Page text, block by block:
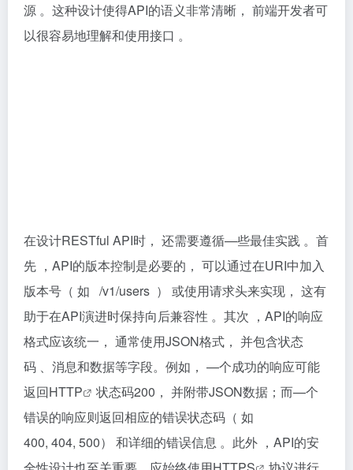
源 。这种设计使得API的语义非常清晰， 前端开发者可
以很容易地理解和使用接口 。
在设计RESTful API时， 还需要遵循—些最佳实践 。首
先 ，API的版本控制是必要的， 可以通过在URI中加入
版本号（ 如 /v1/users ） 或使用请求头来实现， 这有
助于在API演进时保持向后兼容性 。其次 ，API的响应
格式应该统一， 通常使用JSON格式， 并包含状态
码 、消息和数据等字段。例如， —个成功的响应可能
返回HTTP
状态码200， 并附带JSON数据；而—个
错误的响应则返回相应的错误状态码（ 如
400, 404, 500） 和详细的错误信息 。此外 ，API的安